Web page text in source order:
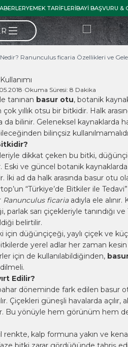
YEMEK TARIFLERIBAYI BAŞVURU &
Ranunculus ficaria Özellikleri ve
• Okuma Süresi: 8 Dakika
tanınan basur otu, botanik
çok yıllık otsu bir bitkidir. Halk
da bilinir. Geleneksel kaynaklarda
bilinçsiz
dikkat çeken bu bitki,
Eski ve güncel botanik kaynaklarda
İki ad da halk arasında basur otu
“Türkiye’de Bitkiler ile Tedavi
Ranunculus ficariaadıyla ele
parlak sarı çiçekleriyle tanındığı
belirtilir.
için düğünçiçeği, yaylı çiçek ve
yerel adlar her zaman
için de kullanılabildiğinden,
Edilir?
döneminde fark edilen basur
Çiçekleri güneşli havalarda açılır,
Bu yönüyle hem görünüm hem de
renkte, kalp formuna yakın ve